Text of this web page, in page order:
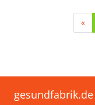
«